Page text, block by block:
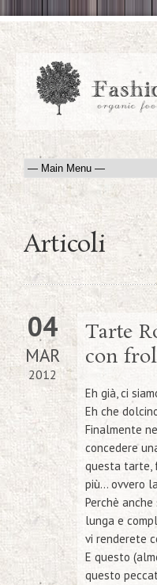
Articoli
04
MAR
2012
Tarte
con
Eh già, ci
Eh che
Finalmente
concedere
questa tarte,
più… ovvero
Perchè
lunga e
vi renderete
E questo
questo